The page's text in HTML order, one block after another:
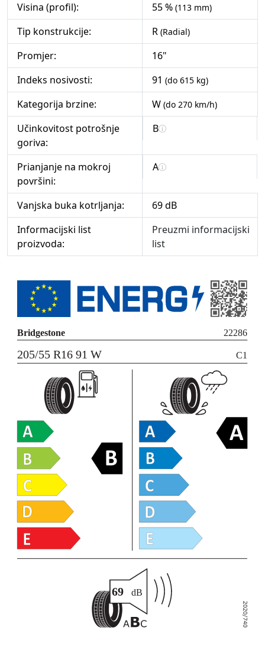
Visina (profil):
55 % (113 mm)
Tip konstrukcije: R (Radial)
Promjer:
16"
Indeks nosivosti:
91 (do 615 kg)
Kategorija brzine: W (do 270 km/h)
Učinkovitost potrošnje
goriva:
B
Prianjanje na mokroj
površini:
A
Vanjska buka kotrljanja:
69 dB
Informacijski list
proizvoda:
Preuzmi informacijski
list